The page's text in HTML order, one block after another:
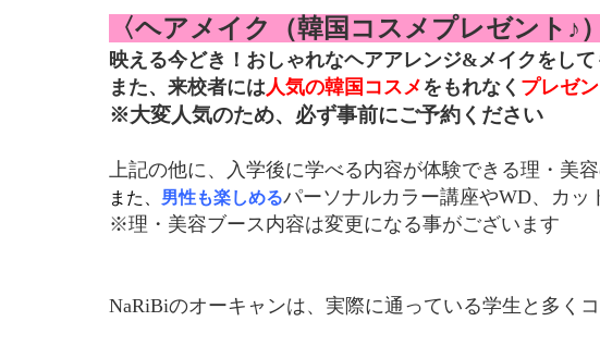
〈ヘアメイク（韓国コスメプレゼント♪
映える今どき！おしゃれなヘアアレンジ&メイクをし
また、来校者には人気の韓国コスメ をもれなく プレゼ
※大変人気のため、必ず事前にご予約ください
上記の他に、入学後に学べる内容が体験できる理・美
また、 男性も楽しめるパーソナルカラー講座やWD、カッ
※理・美容ブース内容は変更になる事がございます
NaRiBiのオーキャンは、実際に通っている学生と多く